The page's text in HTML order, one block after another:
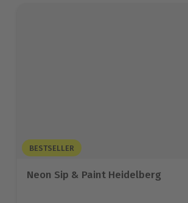
BESTSELLER
Neon Sip & Paint Heidelberg